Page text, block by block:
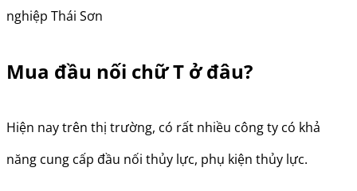
nghiệp Thái Sơn
Mua đầu nối chữ T ở đâu?
Hiện nay trên thị trường, có rất nhiều công ty có khả
năng cung cấp đầu nối thủy lực, phụ kiện thủy lực.